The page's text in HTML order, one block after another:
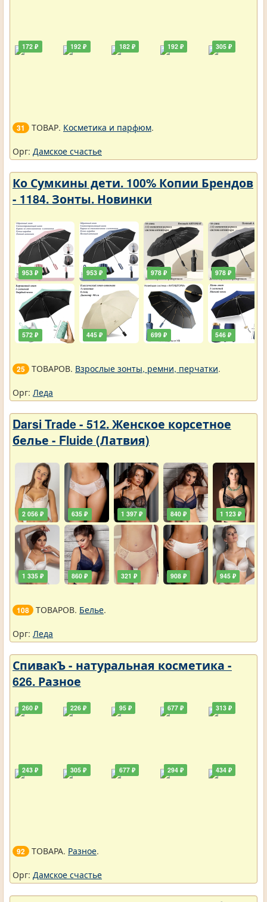
172 ₽ 192 ₽ 182 ₽ 192 ₽ 305 ₽
31 ТОВАР. Косметика и парфюм.
Орг: Дамское счастье
Ко Сумкины дети. 100% Копии Брендов
- 1184. Зонты. Новинки
953 ₽
572 ₽
953 ₽
445 ₽
978 ₽
699 ₽
978 ₽
546 ₽
25 ТОВАРОВ. Взрослые зонты, ремни, перчатки.
Орг: Леда
Darsi Trade - 512. Женское корсетное
белье - Fluide (Латвия)
2 056 ₽
1 335 ₽
635 ₽
860 ₽
1 397 ₽
321 ₽
840 ₽
908 ₽
1 123 ₽
945 ₽
108 ТОВАРОВ. Белье.
Орг: Леда
СпивакЪ - натуральная косметика -
626. Разное
260 ₽
243 ₽
226 ₽
305 ₽
95 ₽
677 ₽
677 ₽
294 ₽
313 ₽
434 ₽
92 ТОВАРА. Разное.
Орг: Дамское счастье